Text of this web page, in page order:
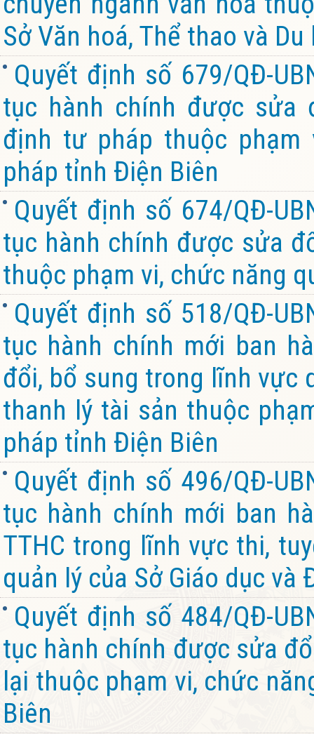
Sở Văn hoá, Thể thao và
Quyết định số 679/QĐ-
tục hành chính được sửa
định tư pháp thuộc phạm
pháp tỉnh Điện Biên
Quyết định số 674/QĐ-
tục hành chính được sửa
thuộc phạm vi, chức năng
Quyết định số 518/QĐ-
tục hành chính mới ban
đổi, bổ sung trong lĩnh vực
thanh lý tài sản thuộc
pháp tỉnh Điện Biên
Quyết định số 496/QĐ-
tục hành chính mới ban
TTHC trong lĩnh vực thi,
quản lý của Sở Giáo dục
Quyết định số 484/QĐ-
tục hành chính được sửa
lại thuộc phạm vi, chức
Biên